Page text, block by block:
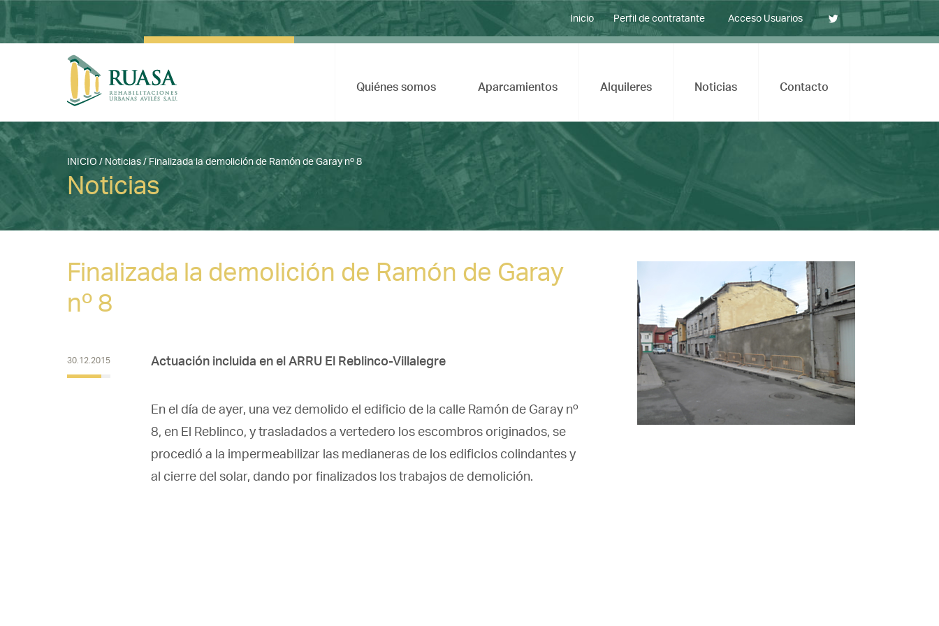
Acceso Usuarios
Inicio Perfil de contratante
Quiénes somos Aparcamientos Alquileres Noticias Contacto
INICIO/Noticias/Finalizada la demolición de Ramón de Garay nº 8
Noticias
Finalizada la demolición de Ramón de Garay
nº 8
30.12.2015 Actuación incluida en el ARRU El Reblinco-Villalegre
En el día de ayer, una vez demolido el edificio de la calle Ramón de Garay nº
8, en El Reblinco, y trasladados a vertedero los escombros originados, se
procedió a la impermeabilizar las medianeras de los edificios colindantes y
al cierre del solar, dando por finalizados los trabajos de demolición.